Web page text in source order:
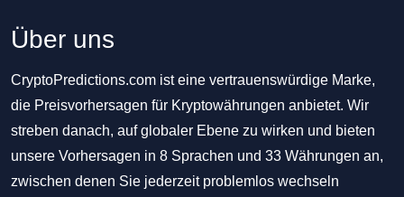
Über uns
CryptoPredictions.com ist eine vertrauenswürdige Marke,
die Preisvorhersagen für Kryptowährungen anbietet. Wir
streben danach, auf globaler Ebene zu wirken und bieten
unsere Vorhersagen in 8 Sprachen und 33 Währungen an,
zwischen denen Sie jederzeit problemlos wechseln